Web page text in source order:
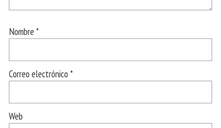
Nombre *
Correo electrónico *
Web